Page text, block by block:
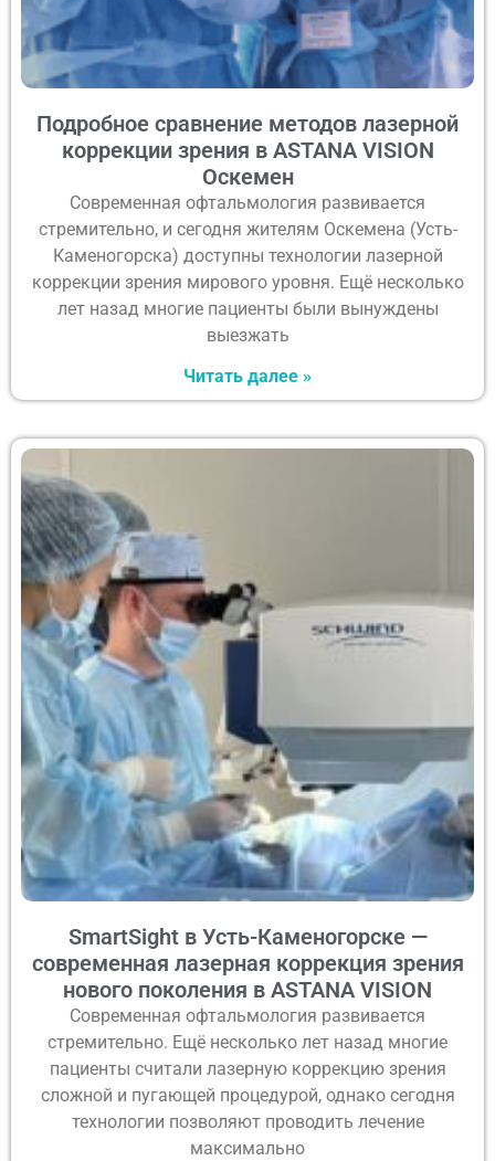
Подробное сравнение методов лазерной
коррекции зрения в ASTANA VISION
Оскемен
Современная офтальмология развивается
стремительно, и сегодня жителям Оскемена (Усть-
Каменогорска) доступны технологии лазерной
коррекции зрения мирового уровня. Ещё несколько
лет назад многие пациенты были вынуждены
выезжать
Читать далее »
SmartSight в Усть-Каменогорске —
современная лазерная коррекция зрения
нового поколения в ASTANA VISION
Современная офтальмология развивается
стремительно. Ещё несколько лет назад многие
пациенты считали лазерную коррекцию зрения
сложной и пугающей процедурой, однако сегодня
технологии позволяют проводить лечение
максимально